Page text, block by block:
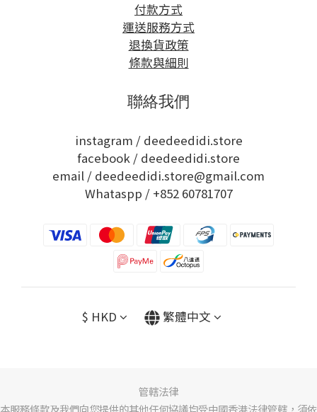
付款方式
運送服務方式
退換貨政策
條款與細則
聯絡我們
instagram / deedeedidi.store
facebook / deedeedidi.store
email / deedeedidi.store@gmail.com
Whataspp / +852 60781707
$ HKD 繁體中文
管轄法律